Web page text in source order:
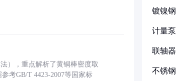
），重点解析了黄铜棒密度取
考GB/T 4423-2007等国家标
镀镍
计量
联轴
不锈